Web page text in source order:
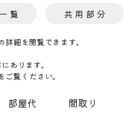
細を閲覧できます。
あります。
覧ください。
部屋代 間取り
覧 共 用 部 分